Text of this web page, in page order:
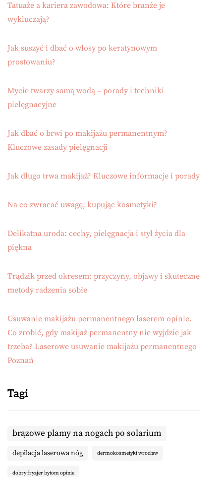
Tatuaże a kariera zawodowa: Które branże je
wykluczają?
Jak suszyć i dbać o włosy po keratynowym
prostowaniu?
Mycie twarzy samą wodą – porady i techniki
pielęgnacyjne
Jak dbać o brwi po makijażu permanentnym?
Kluczowe zasady pielęgnacji
Jak długo trwa makijaż? Kluczowe informacje i porady
Na co zwracać uwagę, kupując kosmetyki?
Delikatna uroda: cechy, pielęgnacja i styl życia dla
piękna
Trądzik przed okresem: przyczyny, objawy i skuteczne
metody radzenia sobie
Usuwanie makijażu permanentnego laserem opinie.
Co zrobić, gdy makijaż permanentny nie wyjdzie jak
trzeba? Laserowe usuwanie makijażu permanentnego
Poznań
Tagi
brązowe plamy na nogach po solarium
depilacja laserowa nóg dermokosmetyki wrocław
dobry fryzjer bytom opinie